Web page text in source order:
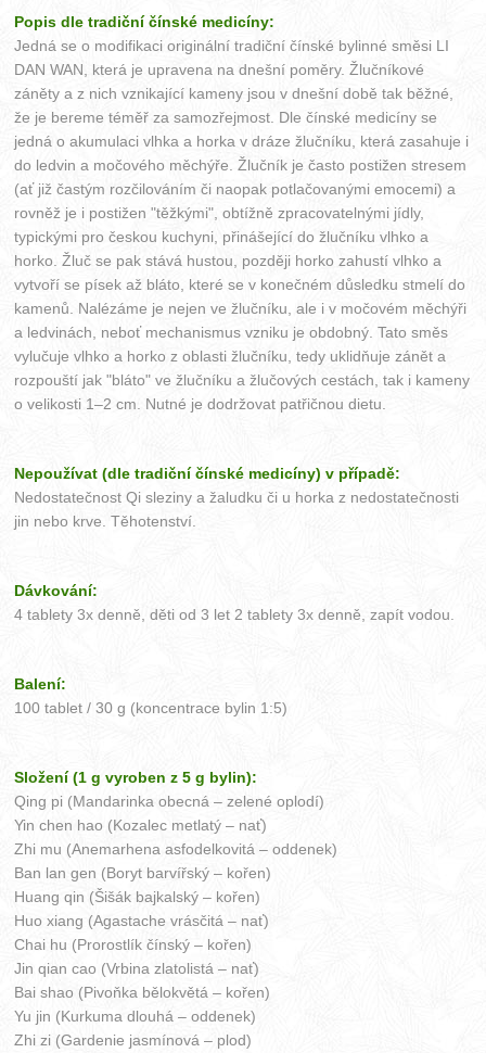
Popis dle tradiční čínské medicíny:
Jedná se o modifikaci originální tradiční čínské bylinné směsi LI
DAN WAN, která je upravena na dnešní poměry. Žlučníkové
záněty a z nich vznikající kameny jsou v dnešní době tak běžné,
že je bereme téměř za samozřejmost. Dle čínské medicíny se
jedná o akumulaci vlhka a horka v dráze žlučníku, která zasahuje i
do ledvin a močového měchýře. Žlučník je často postižen stresem
(ať již častým rozčilováním či naopak potlačovanými emocemi) a
rovněž je i postižen "těžkými", obtížně zpracovatelnými jídly,
typickými pro českou kuchyni, přinášející do žlučníku vlhko a
horko. Žluč se pak stává hustou, později horko zahustí vlhko a
vytvoří se písek až bláto, které se v konečném důsledku stmelí do
kamenů. Nalézáme je nejen ve žlučníku, ale i v močovém měchýři
a ledvinách, neboť mechanismus vzniku je obdobný. Tato směs
vylučuje vlhko a horko z oblasti žlučníku, tedy uklidňuje zánět a
rozpouští jak "bláto" ve žlučníku a žlučových cestách, tak i kameny
o velikosti 1–2 cm. Nutné je dodržovat patřičnou dietu.
Nepoužívat (dle tradiční čínské medicíny) v případě:
Nedostatečnost Qi sleziny a žaludku či u horka z nedostatečnosti
jin nebo krve. Těhotenství.
Dávkování:
4 tablety 3x denně, děti od 3 let 2 tablety 3x denně, zapít vodou.
Balení:
100 tablet / 30 g (koncentrace bylin 1:5)
Složení (1 g vyroben z 5 g bylin):
Qing pi (Mandarinka obecná – zelené oplodí)
Yin chen hao (Kozalec metlatý – nať)
Zhi mu (Anemarhena asfodelkovitá – oddenek)
Ban lan gen (Boryt barvířský – kořen)
Huang qin (Šišák bajkalský – kořen)
Huo xiang (Agastache vrásčitá – nať)
Chai hu (Prorostlík čínský – kořen)
Jin qian cao (Vrbina zlatolistá – nať)
Bai shao (Pivoňka bělokvětá – kořen)
Yu jin (Kurkuma dlouhá – oddenek)
Zhi zi (Gardenie jasmínová – plod)